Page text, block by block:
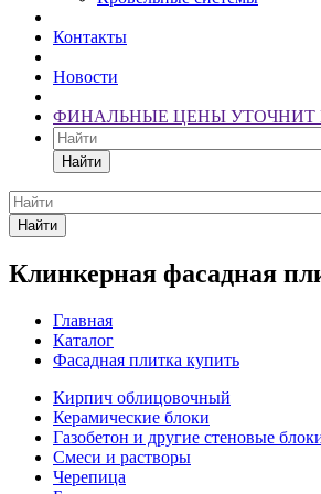
Контакты
Новости
ФИНАЛЬНЫЕ ЦЕНЫ
Найти
Найти
Клинкерная фасадная
Главная
Каталог
Фасадная плитка купить
Кирпич облицовочный
Керамические блоки
Газобетон и другие стеновые
Смеси и растворы
Черепица